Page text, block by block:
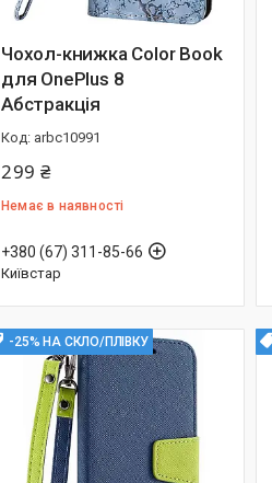
Чохол-книжка Color Book
для OnePlus 8
Абстракція
arbc10991
299 ₴
Немає в наявності
+380 (67) 311-85-66
Київстар
-25% НА СКЛО/ПЛІВКУ